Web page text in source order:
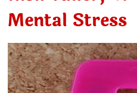
Mental Stress